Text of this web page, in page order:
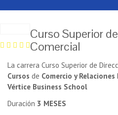
Curso Superior
Comercial
La carrera Curso Superior de
Cursos de Comercio y
Vértice Business School
Duración 3 MESES